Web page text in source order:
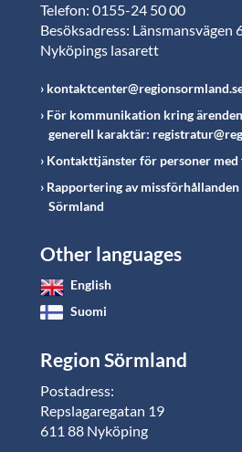
Telefon: 0155-24 50 00
Besöksadress: Länsmansvägen
Nyköpings lasarett
För kommunikation kring
generell karaktär:
Kontakttjänster för personer
Rapportering av
Sörmland
Other languages
English
Suomi
Region Sörmland
Postadress:
Repslagaregatan 19
611 88 Nyköping